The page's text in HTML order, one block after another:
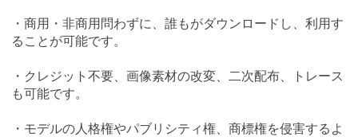
・商用・非商用問わずに、誰もがダウンロードし、利用す
ることが可能です。
・クレジット不要、画像素材の改変、二次配布、トレース
も可能です。
・モデルの人格権やパブリシティ権、商標権を侵害するよ